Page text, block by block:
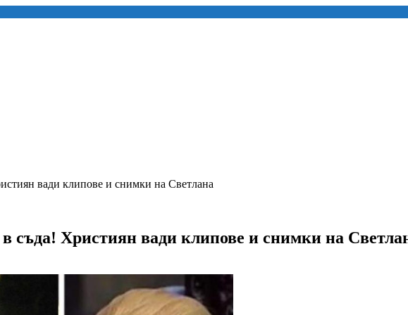
вади клипове и снимки на Светлана
Християн вади клипове и снимки на